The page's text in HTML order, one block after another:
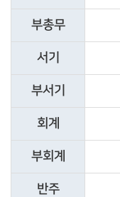
부총무
서기
부서기
회계
부회계
반주